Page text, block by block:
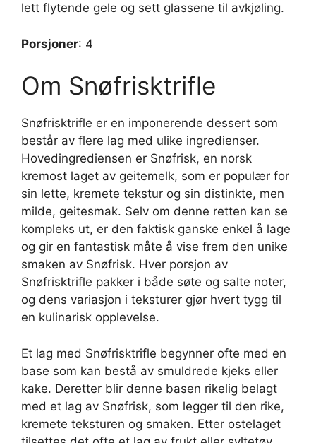
lett flytende gele og sett glassene til avkjøling.
Porsjoner: 4
Om Snøfrisktrifle
Snøfrisktrifle er en imponerende dessert som
består av flere lag med ulike ingredienser.
Hovedingrediensen er Snøfrisk, en norsk
kremost laget av geitemelk, som er populær for
sin lette, kremete tekstur og sin distinkte, men
milde, geitesmak. Selv om denne retten kan se
kompleks ut, er den faktisk ganske enkel å lage
og gir en fantastisk måte å vise frem den unike
smaken av Snøfrisk. Hver porsjon av
Snøfrisktrifle pakker i både søte og salte noter,
og dens variasjon i teksturer gjør hvert tygg til
en kulinarisk opplevelse.
Et lag med Snøfrisktrifle begynner ofte med en
base som kan bestå av smuldrede kjeks eller
kake. Deretter blir denne basen rikelig belagt
med et lag av Snøfrisk, som legger til den rike,
kremete teksturen og smaken. Etter ostelaget